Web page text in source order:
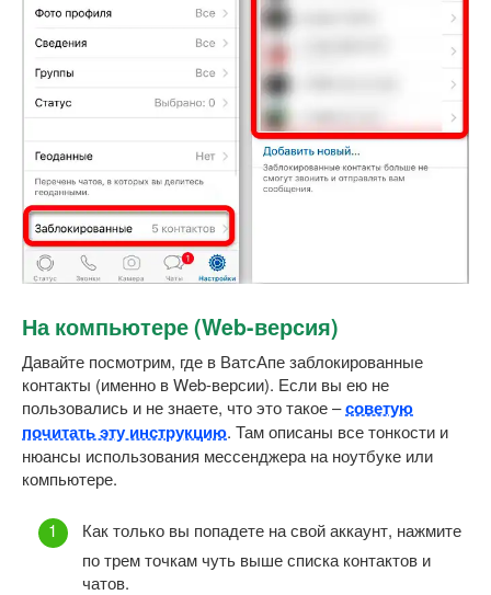
На компьютере (Web-версия)
Давайте посмотрим, где в ВатсАпе заблокированные
контакты (именно в Web-версии). Если вы ею не
пользовались и не знаете, что это такое –советую
почитать эту инструкцию. Там описаны все тонкости и
нюансы использования мессенджера на ноутбуке или
компьютере.
Как только вы попадете на свой аккаунт, нажмите
по трем точкам чуть выше списка контактов и
чатов.